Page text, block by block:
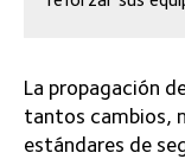
La propagación
tantos cambios,
estándares de